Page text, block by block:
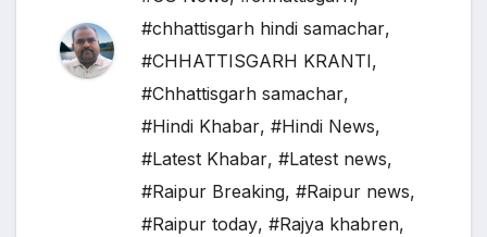
#chhattisgarh hindi samachar,
#CHHATTISGARH KRANTI,
#Chhattisgarh samachar,
#Hindi Khabar, #Hindi News,
#Latest Khabar, #Latest news,
#Raipur Breaking, #Raipur news,
#Raipur today, #Rajya khabren,